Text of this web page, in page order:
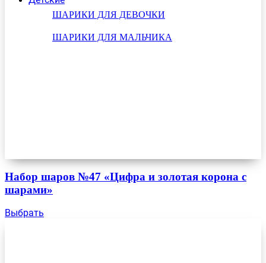
ШАРИКИ ДЛЯ ДЕВОЧКИ
ШАРИКИ ДЛЯ МАЛЬЧИКА
Набор шаров №47 «Цифра и золотая корона с
шарами»
Выбрать